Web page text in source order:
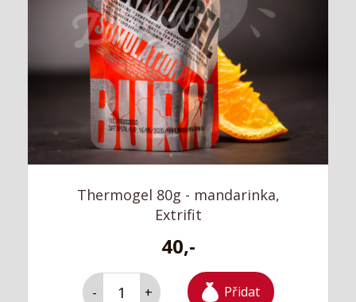
Thermogel 80g - mandarinka,
Extrifit
40,-
- + Přidat